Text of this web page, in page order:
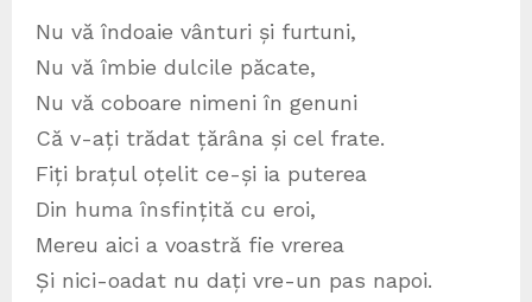
Nu vă îndoaie vânturi și furtuni,
Nu vă îmbie dulcile păcate,
Nu vă coboare nimeni în genuni
Că v-ați trădat țărâna și cel frate.
Fiți brațul oțelit ce-și ia puterea
Din huma însfințită cu eroi,
Mereu aici a voastră fie vrerea
Și nici-oadat nu dați vre-un pas napoi.